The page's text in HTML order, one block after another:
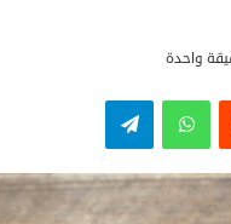
واحدة
واتساب تيلقرام